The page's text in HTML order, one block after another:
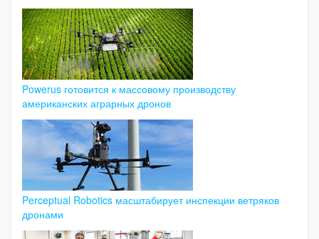
Powerus готовится к массовому производству
американских аграрных дронов
Perceptual Robotics масштабирует инспекции ветряков
дронами